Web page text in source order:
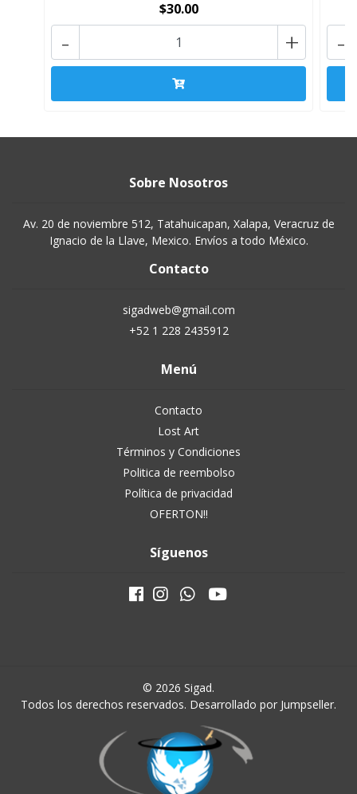
$30.00
+
- -
Sobre Nosotros
Av. 20 de noviembre 512, Tatahuicapan, Xalapa, Veracruz de
Ignacio de la Llave, Mexico. Envíos a todo México.
Contacto
sigadweb@gmail.com
+52 1 228 2435912
Menú
Contacto
Lost Art
Términos y Condiciones
Politica de reembolso
Política de privacidad
OFERTON!!
Síguenos
© 2026 Sigad.
Todos los derechos reservados. Desarrollado por Jumpseller.